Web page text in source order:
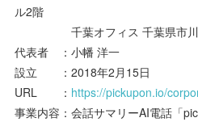
ル2階
千葉オフィス 千葉県市川
代表者 ：小幡 洋一
設立 ：2018年2月15日
URL ： https://pickupon.io/
事業内容：会話サマリーAI電話「